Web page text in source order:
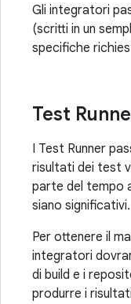
Gli integratori
(scritti in un
specifiche
Test
I Test Runner
risultati dei test
parte del tempo
siano significativi.
Per ottenere il
integratori
di build e i
produrre i